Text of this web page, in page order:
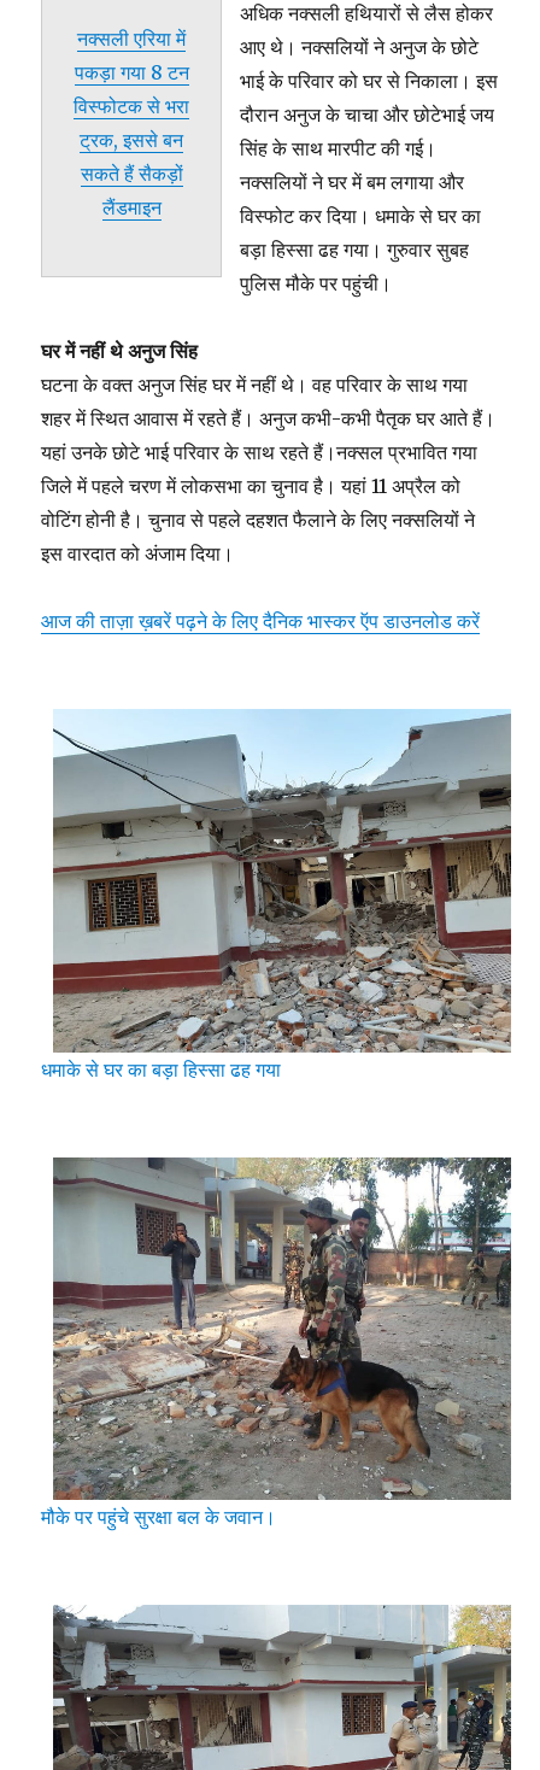
नक्सली एरिया में
पकड़ा गया 8 टन
विस्फोटक से भरा
ट्रक, इससे बन
सकते हैं सैकड़ों
लैंडमाइन
अधिक नक्सली हथियारों से लैस होकर
आए थे। नक्सलियों ने अनुज के छोटे
भाई के परिवार को घर से निकाला। इस
दौरान अनुज के चाचा और छोटेभाई जय
सिंह के साथ मारपीट की गई।
नक्सलियों ने घर में बम लगाया और
विस्फोट कर दिया। धमाके से घर का
बड़ा हिस्सा ढह गया। गुरुवार सुबह
पुलिस मौके पर पहुंची।
घर में नहीं थे अनुज सिंह
घटना के वक्त अनुज सिंह घर में नहीं थे। वह परिवार के साथ गया
शहर में स्थित आवास में रहते हैं। अनुज कभी-कभी पैतृक घर आते हैं।
यहां उनके छोटे भाई परिवार के साथ रहते हैं।नक्सल प्रभावित गया
जिले में पहले चरण में लोकसभा का चुनाव है। यहां 11 अप्रैल को
वोटिंग होनी है। चुनाव से पहले दहशत फैलाने के लिए नक्सलियों ने
इस वारदात को अंजाम दिया।
आज की ताज़ा ख़बरें पढ़ने के लिए दैनिक भास्कर ऍप डाउनलोड करें
धमाके से घर का बड़ा हिस्सा ढह गया
मौके पर पहुंचे सुरक्षा बल के जवान।